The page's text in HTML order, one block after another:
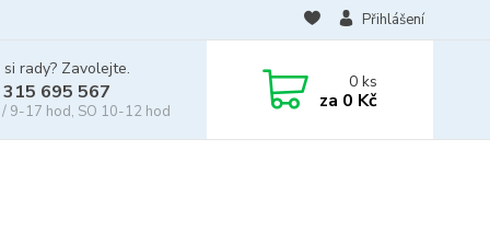
Přihlášení
rady? Zavolejte.
695 567
/ 9-17 hod, SO 10-12 hod
0ks
za 0 Kč